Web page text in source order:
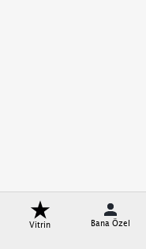
Vitrin Bana Özel